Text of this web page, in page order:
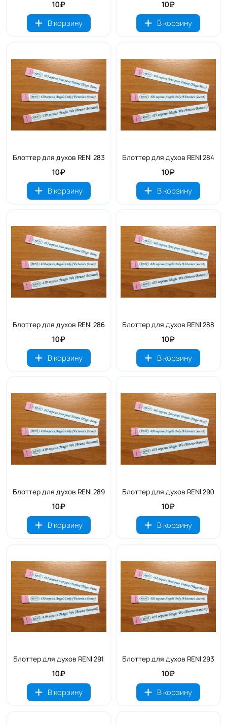
10₽
В корзину
10₽
В корзину
Блоттер для духов RENI 283
10₽
В корзину
Блоттер для духов RENI 284
10₽
В корзину
Блоттер для духов RENI 286
10₽
В корзину
Блоттер для духов RENI 288
10₽
В корзину
Блоттер для духов RENI 289
10₽
В корзину
Блоттер для духов RENI 290
10₽
В корзину
Блоттер для духов RENI 291
10₽
В корзину
Блоттер для духов RENI 293
10₽
В корзину